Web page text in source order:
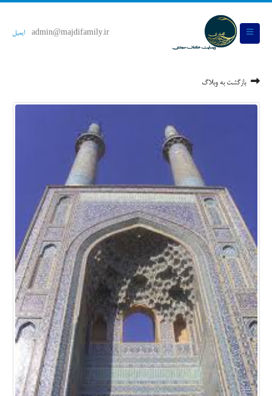
admin@majdifamily.ir ایمیل
بازگشت به وبلاگ